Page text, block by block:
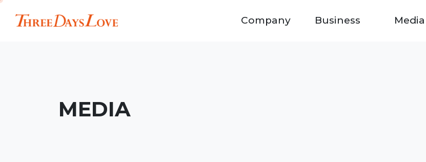
Company Business Media
MEDIA